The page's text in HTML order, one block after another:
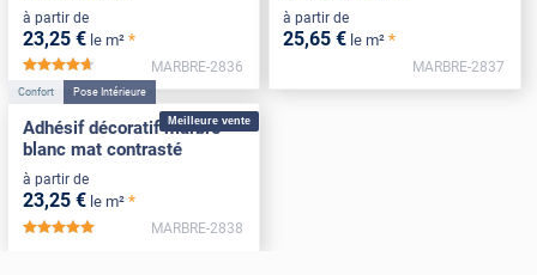
à partir de
23,25 € le m² *
*****
MARBRE-2836
à partir de
25,65 € le m² *
MARBRE-2837
Meilleure vente
Confort Pose Intérieure
Adhésif décoratif marbre
blanc mat contrasté
à partir de
23,25 € le m² *
*****
MARBRE-2838